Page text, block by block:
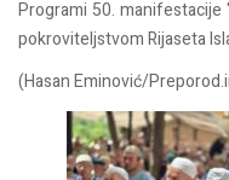
Programi 50. manifestacije
pokroviteljstvom Rijaseta
(Hasan Eminović/